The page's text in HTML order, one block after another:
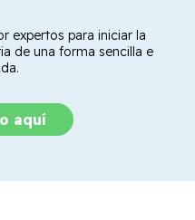
expertos para iniciar la
de una forma sencilla e
aquí